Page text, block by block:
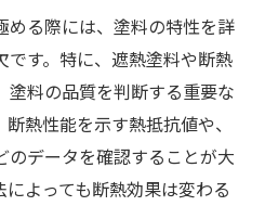
める際には、塗料の特性を詳
です。特に、遮熱塗料や断熱
料の品質を判断する重要な
熱性能を示す熱抵抗値や、
のデータを確認することが大
よっても断熱効果は変わる